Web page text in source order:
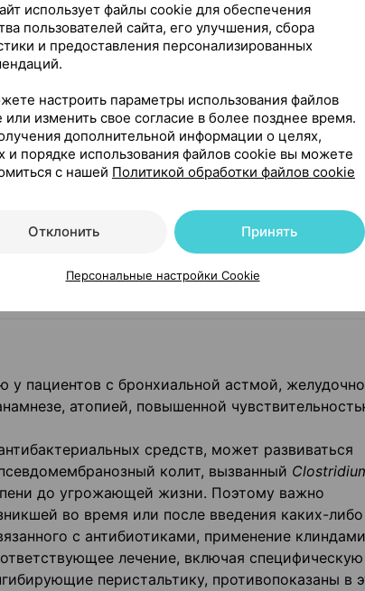
средств (например, эритромицин).
применению антибактериальных
неспецифический язвенный колит,
пациентов с бронхиальной астмой,
атопией, повышенной
средств, может развиваться
колит, вызванный
до угрожающей жизни. Поэтому важно
во время или после введения каких-либо
с антибиотиками, применение
лечение, включая специфическую
перистальтику, противопоказаны в
использует файлы cookie для обеспечения
пользователей сайта, его улучшения, сбора
и предоставления персонализированных
настроить параметры использования файлов
или изменить свое согласие в более позднее время.
дополнительной информации о целях,
и порядке использования файлов cookie вы можете
с нашей Политикой обработки файлов cookie
Отклонить Принять
Персональные настройки Cookie